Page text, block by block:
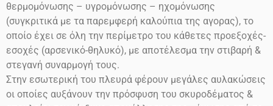
θερμομόνωσης – υγρομόνωσης – ηχομόνωσης
(συγκριτικά με τα παρεμφερή καλούπια της αγορας), το
οποίο έχει σε όλη την περίμετρο του κάθετες προεξοχές-
εσοχές (αρσενικό-θηλυκό), με αποτέλεσμα την στιβαρή &
στεγανή συναρμογή τους.
Στην εσωτερική του πλευρά φέρουν μεγάλες αυλακώσεις
οι οποίες αυξάνουν την πρόσφυση του σκυροδέματος &